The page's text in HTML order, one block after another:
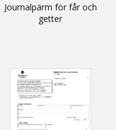
Journalpärm för får och
getter